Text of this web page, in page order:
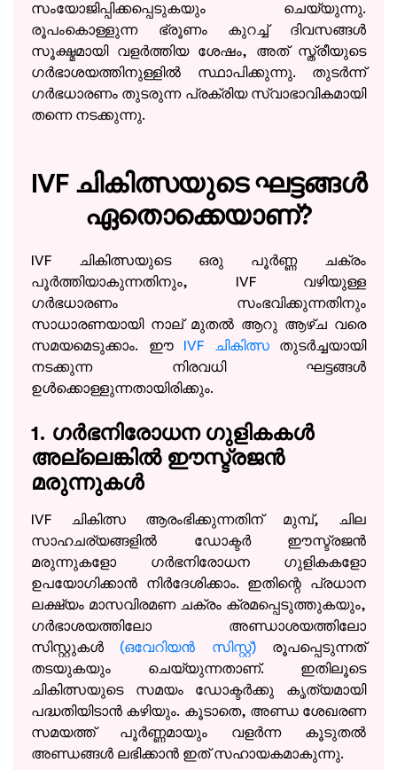
സംയോജിപ്പിക്കപ്പെടുകയും ചെയ്യുന്നു.
രൂപംകൊള്ളുന്ന ഭ്രൂണം കുറച്ച് ദിവസങ്ങൾ
സൂക്ഷ്മമായി വളർത്തിയ ശേഷം, അത് സ്ത്രീയുടെ
ഗർഭാശയത്തിനുള്ളിൽ സ്ഥാപിക്കുന്നു. തുടർന്ന്
ഗർഭധാരണം തുടരുന്ന പ്രക്രിയ സ്വാഭാവികമായി
തന്നെ നടക്കുന്നു.
IVF ചികിത്സയുടെ ഘട്ടങ്ങൾ
ഏതൊക്കെയാണ്?
IVF ചികിത്സയുടെ ഒരു പൂർണ്ണ ചക്രം
പൂർത്തിയാകുന്നതിനും, IVF വഴിയുള്ള
ഗർഭധാരണം സംഭവിക്കുന്നതിനും
സാധാരണയായി നാല് മുതൽ ആറു ആഴ്ച വരെ
സമയമെടുക്കാം. ഈ
IVF ചികിത്സതുടർച്ചയായി
നടക്കുന്ന നിരവധി ഘട്ടങ്ങൾ
ഉൾക്കൊള്ളുന്നതായിരിക്കും.
1. ഗർഭനിരോധന ഗുളികകൾ
അല്ലെങ്കിൽ ഈസ്ട്രജൻ
മരുന്നുകൾ
IVF ചികിത്സ ആരംഭിക്കുന്നതിന് മുമ്പ്, ചില
സാഹചര്യങ്ങളിൽ ഡോക്ടർ ഈസ്ട്രജൻ
മരുന്നുകളോ ഗർഭനിരോധന ഗുളികകളോ
ഉപയോഗിക്കാൻ നിർദേശിക്കാം. ഇതിന്റെ പ്രധാന
ലക്ഷ്യം മാസവിരമണ ചക്രം ക്രമപ്പെടുത്തുകയും,
ഗർഭാശയത്തിലോ അണ്ഡാശയത്തിലോ
സിസ്റ്റുകൾ (ഒവേറിയൻ സിസ്റ്റ്)രൂപപ്പെടുന്നത്
തടയുകയും ചെയ്യുന്നതാണ്. ഇതിലൂടെ
ചികിത്സയുടെ സമയം ഡോക്ടർക്കു കൃത്യമായി
പദ്ധതിയിടാൻ കഴിയും. കൂടാതെ, അണ്ഡ ശേഖരണ
സമയത്ത് പൂർണ്ണമായും വളർന്ന കൂടുതൽ
അണ്ഡങ്ങൾ ലഭിക്കാൻ ഇത് സഹായകമാകുന്നു.